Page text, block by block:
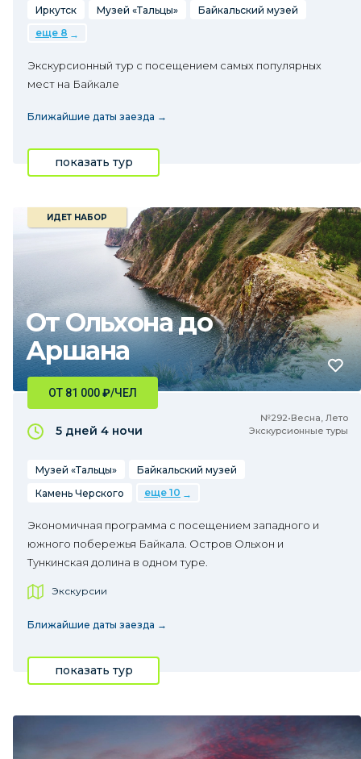
Иркутск Музей «Тальцы»
Байкальский музей
еще 8
Экскурсионный тур с посещением самых популярных
мест на Байкале
Ближайшие даты заезда →
показать тур
От Ольхона до
Аршана
ИДЕТ НАБОР
№292•Весна, Лето
Экскурсионные туры
ОТ 81 000₽/ЧЕЛ
5 дней 4 ночи
Музей «Тальцы»
Байкальский музей
Камень Черского
еще 10
Экономичная программа с посещением западного и
южного побережья Байкала. Остров Ольхон и
Тункинская долина в одном туре.
Экскурсии
Ближайшие даты заезда →
показать тур